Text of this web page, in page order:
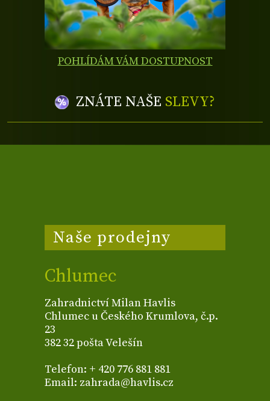
POHLÍDÁM VÁM DOSTUPNOST
ZNÁTE NAŠE SLEVY?
Naše prodejny
Chlumec
Zahradnictví Milan Havlis
Chlumec u Českého Krumlova, č.p.
23
382 32 pošta Velešín
Telefon: + 420 776 881 881
Email: zahrada@havlis.cz